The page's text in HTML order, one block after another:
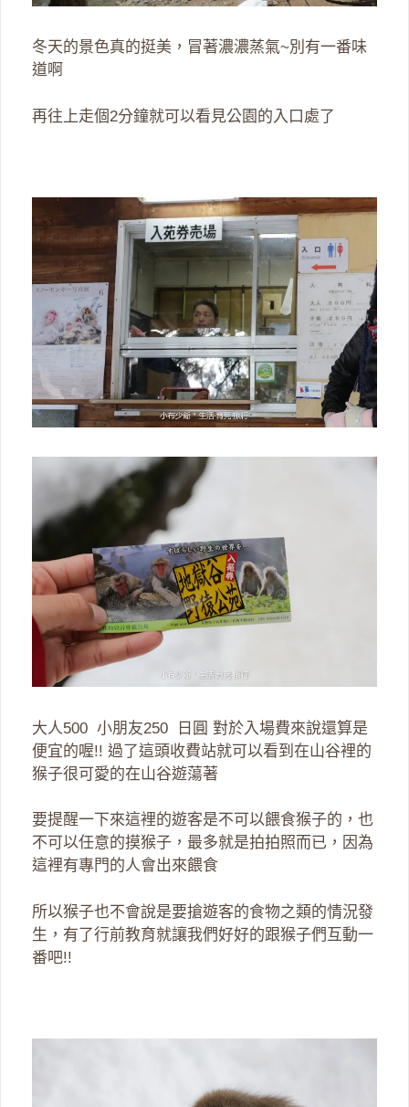
冬天的景色真的挺美，冒著濃濃蒸氣~別有一番味
道啊
再往上走個2分鐘就可以看見公園的入口處了
大人500 小朋友250 日圓 對於入場費來說還算是
便宜的喔!! 過了這頭收費站就可以看到在山谷裡的
猴子很可愛的在山谷遊蕩著
要提醒一下來這裡的遊客是不可以餵食猴子的，也
不可以任意的摸猴子，最多就是拍拍照而已，因為
這裡有專門的人會出來餵食
所以猴子也不會說是要搶遊客的食物之類的情況發
生，有了行前教育就讓我們好好的跟猴子們互動一
番吧!!